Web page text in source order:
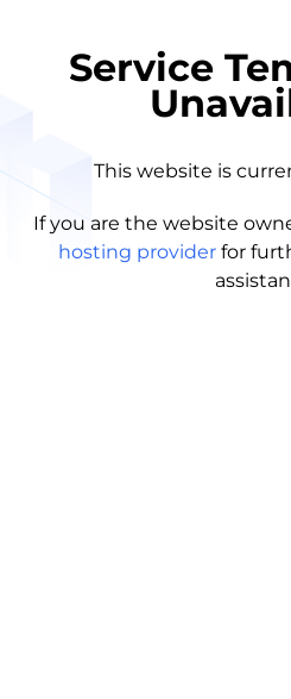
Service
This website is
If you are the website
hosting provider for